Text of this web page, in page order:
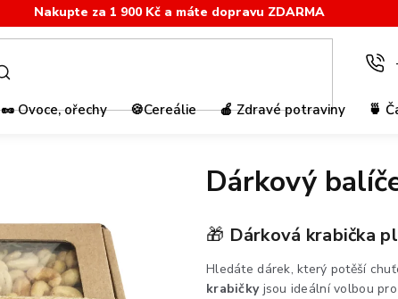
Nakupte za 1 900 Kč a máte dopravu ZDARMA
🥜 Ovoce, ořechy 🍪Cereálie 🍎 Zdravé potraviny 🍵
Dárkový
🎁 Dárková krabička
Hledáte dárek, který potěší
krabičkyjsou ideální volbou